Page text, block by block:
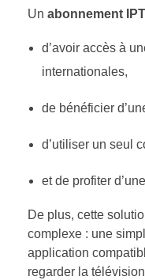
Un abonnement
d’avoir accès à
internationales,
de bénéficier
d’utiliser un seul
et de profiter
De plus, cette
complexe : une
application
regarder la